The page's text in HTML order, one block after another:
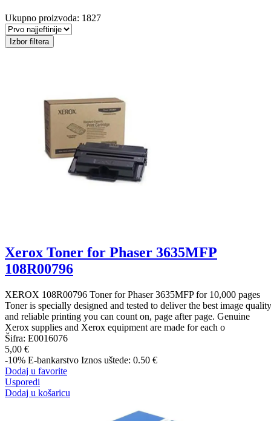
Ukupno proizvoda: 1827
Izbor filtera
Xerox Toner for Phaser 3635MFP
108R00796
XEROX 108R00796 Toner for Phaser 3635MFP for 10,000 pages
Toner is specially designed and tested to deliver the best image quality
and reliable printing you can count on, page after page. Genuine
Xerox supplies and Xerox equipment are made for each o
Šifra: E0016076
5,00 €
-10% E-bankarstvo Iznos uštede: 0.50 €
Dodaj u favorite
Usporedi
Dodaj u košaricu